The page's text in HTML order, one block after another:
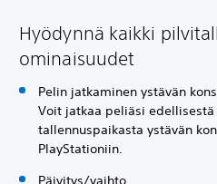
Hyödynnä kaikki
ominaisuudet
Pelin jatkaminen ystävän
Voit jatkaa peliäsi
tallennuspaikasta ystävän
PlayStationiin.
Päivitys/vaihto